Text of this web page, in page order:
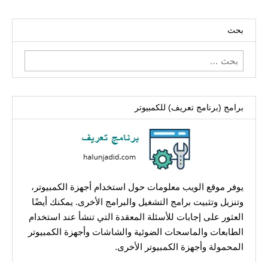
بحث
البحث
عن:
برامج (برنامج تعريف) للكمبيوتر
يوفر موقع الويب معلومات حول استخدام أجهزة الكمبيوتر،
وتنزيل وتثبيت برامج التشغيل والبرامج الأخرى. يمكنك أيضًا
العثور على إجابات للأسئلة المعقدة التي تنشأ عند استخدام
الطابعات والماسحات الضوئية والشاشات وأجهزة الكمبيوتر
المحمولة وأجهزة الكمبيوتر الأخرى.